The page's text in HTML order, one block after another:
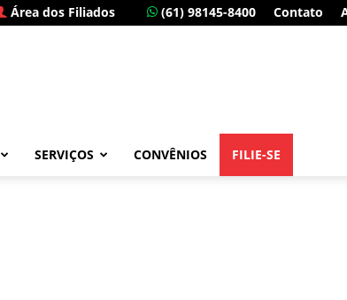
Área dos Filiados (61) 98145-8400 Contato
SERVIÇOS CONVÊNIOS FILIE-SE